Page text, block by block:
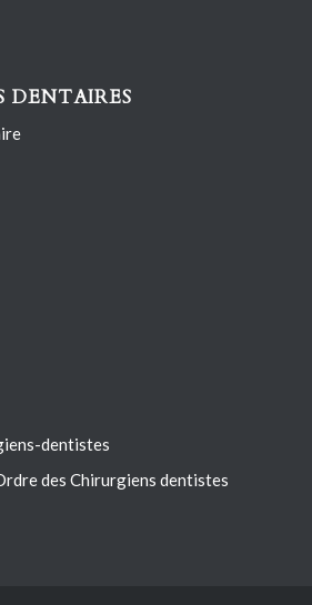
DENTAIRES
dentistes
des Chirurgiens dentistes